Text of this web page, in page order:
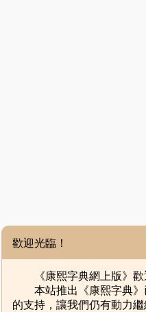
歡迎光臨！
《康熙字典網上版》歡
本站推出《康熙字典》
的支持，讓我們仍有動力